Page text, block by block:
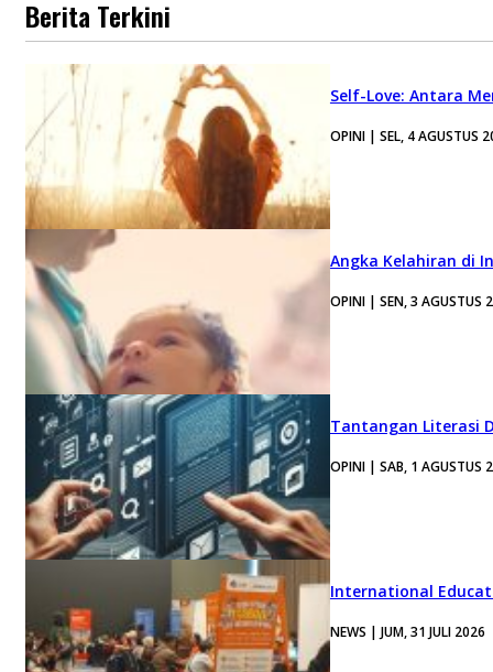
Berita Terkini
Self-Love: Antara
OPINI | SEL, 4 AGUSTUS
Angka Kelahiran di
OPINI | SEN, 3 AGUSTUS
Tantangan Literasi
OPINI | SAB, 1 AGUSTUS
International
NEWS | JUM, 31 JULI 2026